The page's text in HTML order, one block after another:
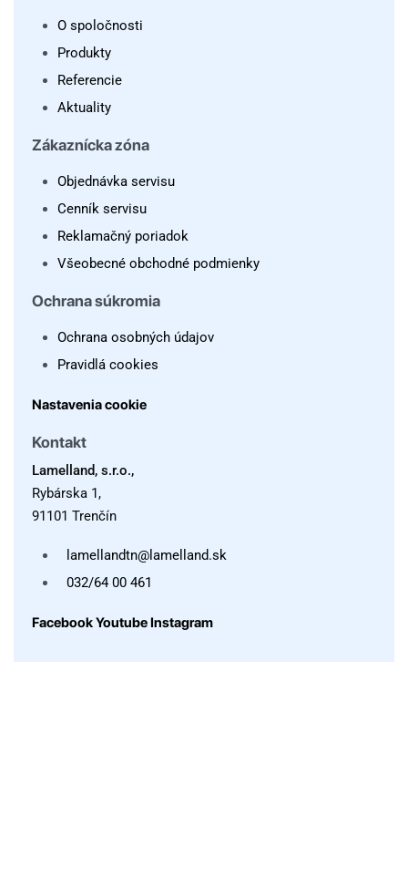
O spoločnosti
Produkty
Referencie
Aktuality
Zákaznícka zóna
Objednávka servisu
Cenník servisu
Reklamačný poriadok
Všeobecné obchodné podmienky
Ochrana súkromia
Ochrana osobných údajov
Pravidlá cookies
Nastavenia cookie
Kontakt
Lamelland, s.r.o.,
Rybárska 1,
91101 Trenčín
lamellandtn@lamelland.sk
032/64 00 461
FacebookYoutubeInstagram